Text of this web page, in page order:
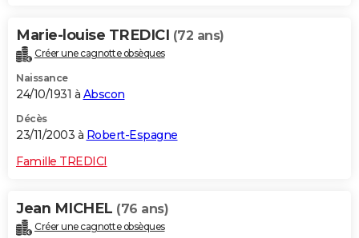
Marie-louise TREDICI (72 ans)
Créer une cagnotte obsèques
Naissance
24/10/1931 à Abscon
Décès
23/11/2003 à Robert-Espagne
Famille TREDICI
Jean MICHEL (76 ans)
Créer une cagnotte obsèques